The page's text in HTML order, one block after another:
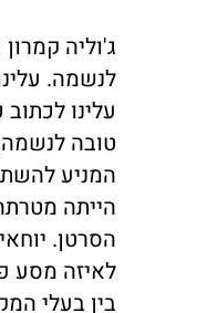
ג'וליה
לנשמה.
עלינו
טובה
המניע
הייתה
הסרטן.
לאיזה מסע
בין בעלי